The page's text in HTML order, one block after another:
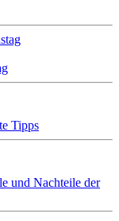
Tipps
und Nachteile der